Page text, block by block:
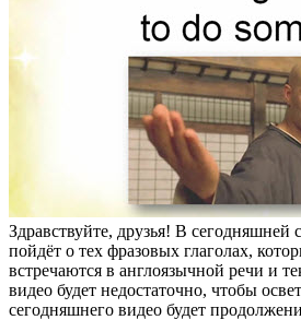
Здравствуйте, друзья! В сегодняшней
пойдёт о тех фразовых глаголах,
встречаются в англоязычной речи и
видео будет недостаточно, чтобы
сегодняшнего видео будет